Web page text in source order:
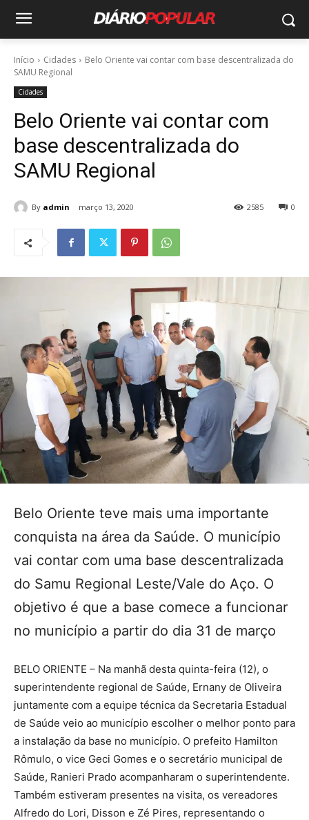
Início Cidades
Belo Oriente vai contar com base descentralizada do
SAMU Regional
Cidades
Belo Oriente vai contar com
base descentralizada do
SAMU Regional
By admin março 13, 2020 0
2585
Belo Oriente teve mais uma importante
conquista na área da Saúde. O município
vai contar com uma base descentralizada
do Samu Regional Leste/Vale do Aço. O
objetivo é que a base comece a funcionar
no município a partir do dia 31 de março
BELO ORIENTE – Na manhã desta quinta-feira (12), o
superintendente regional de Saúde, Ernany de Oliveira
juntamente com a equipe técnica da Secretaria Estadual
de Saúde veio ao município escolher o melhor ponto para
a instalação da base no município. O prefeito Hamilton
Rômulo, o vice Geci Gomes e o secretário municipal de
Saúde, Ranieri Prado acompanharam o superintendente.
Também estiveram presentes na visita, os vereadores
Alfredo do Lori, Disson e Zé Pires, representando o